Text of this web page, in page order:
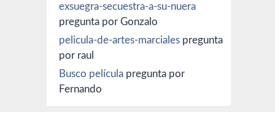
exsuegra-secuestra-a-su-nuera
pregunta por Gonzalo
pelicula-de-artes-marciales pregunta
por raul
Busco película pregunta por
Fernando